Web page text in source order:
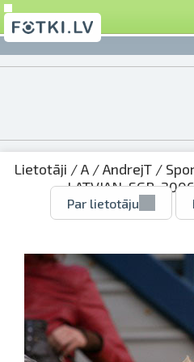
Lietotāji /A/AndrejT/
LATVIAN_SGP_2006
Par lietotāju